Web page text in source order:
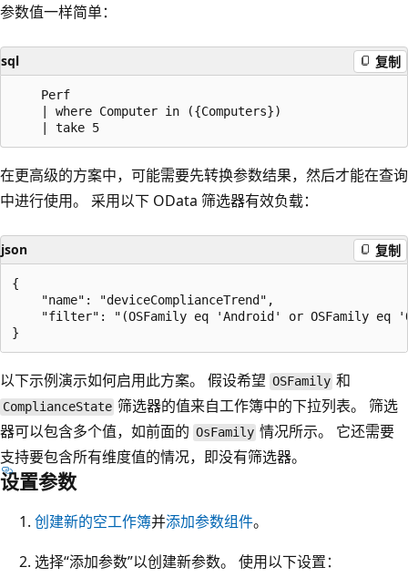
参数值一样简单：
sql 复制
    Perf
    | where Computer in ({Computers})
在更高级的方案中，可能需要先转换参数结果，然后才能在查询
中进行使用。 采用以下 OData 筛选器有效负载：
json 复制
{
    "name": "deviceComplianceTrend",
"filter": "(OSFamily eq 'Android' or OSFamily eq
以下示例演示如何启用此方案。 假设希望 OSFamily 和
ComplianceState 筛选器的值来自工作簿中的下拉列表。 筛选
器可以包含多个值，如前面的 OsFamily 情况所示。 它还需要
支持要包含所有维度值的情况，即没有筛选器。
设置参数
创建新的空工作簿并添加参数组件。
选择“添加参数”以创建新参数。 使用以下设置：